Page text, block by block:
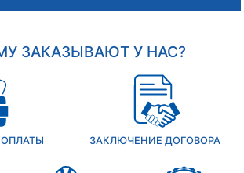
ЗАКАЗЫВАЮТ У НАС?
ЗАКЛЮЧЕНИЕ ДОГОВОРА